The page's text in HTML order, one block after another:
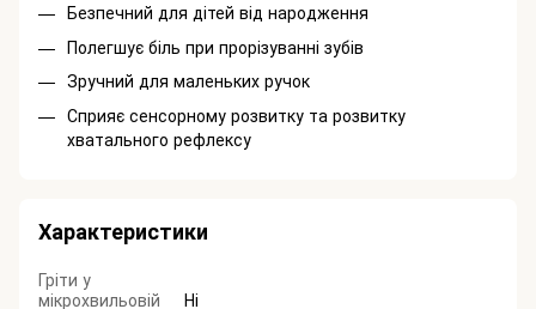
Безпечний для дітей від народження
Полегшує біль при прорізуванні зубів
Зручний для маленьких ручок
Сприяє сенсорному розвитку та розвитку
хватального рефлексу
Характеристики
Гріти у
мікрохвильовій
Ні